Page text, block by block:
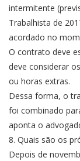
intermitente
Trabalhista de
acordado no
O contrato deve
deve considerar
ou horas extras.
Dessa forma, o
foi combinado
aponta o
8. Quais são os
Depois de